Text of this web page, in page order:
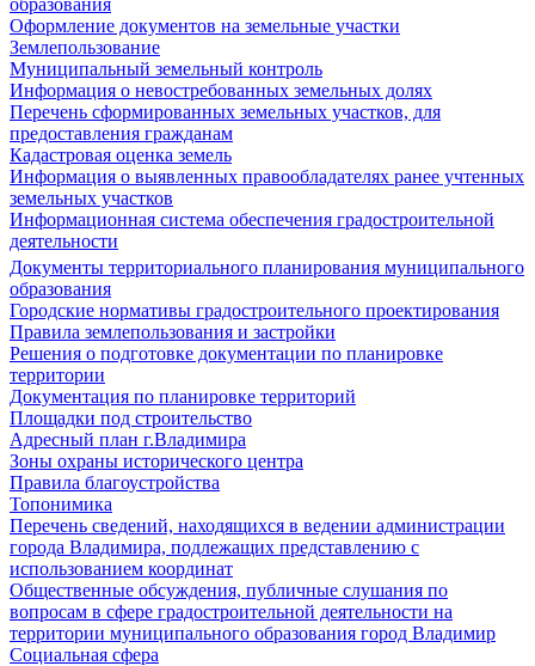
образования
Оформление документов на земельные участки
Землепользование
Муниципальный земельный контроль
Информация о невостребованных земельных долях
Перечень сформированных земельных участков, для
предоставления гражданам
Кадастровая оценка земель
Информация о выявленных правообладателях ранее учтенных
земельных участков
Информационная система обеспечения градостроительной
деятельности
Документы территориального планирования муниципального
образования
Городские нормативы градостроительного проектирования
Правила землепользования и застройки
Решения о подготовке документации по планировке
территории
Документация по планировке территорий
Площадки под строительство
Адресный план г.Владимира
Зоны охраны исторического центра
Правила благоустройства
Топонимика
Перечень сведений, находящихся в ведении администрации
города Владимира, подлежащих представлению с
использованием координат
Общественные обсуждения, публичные слушания по
вопросам в сфере градостроительной деятельности на
территории муниципального образования город Владимир
Социальная сфера